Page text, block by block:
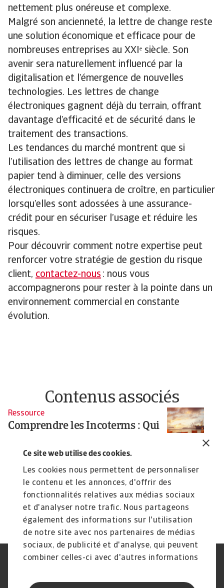
Ce site web utilise des cookies.
Les cookies nous permettent de personnaliser
le contenu et les annonces, d'offrir des
fonctionnalités relatives aux médias sociaux
et d'analyser notre trafic. Nous partageons
également des informations sur l'utilisation
de notre site avec nos partenaires de médias
sociaux, de publicité et d'analyse, qui peuvent
combiner celles-ci avec d'autres informations
collectées lors de votre utilisation de leurs
nettement plus onéreuse et complexe.
Malgré son ancienneté, la lettre de change reste
une solution économique et efficace pour de
nombreuses entreprises au XXIᵉ siècle. Son
avenir sera naturellement influencé par la
digitalisation et l’émergence de nouvelles
technologies. Les lettres de change
électroniques gagnent déjà du terrain, offrant
davantage d’efficacité et de sécurité dans le
traitement des transactions.
Les tendances du marché montrent que si
l’utilisation des lettres de change au format
papier tend à diminuer, celle des versions
électroniques continuera de croître, en particulier
lorsqu’elles sont adossées à une assurance-
crédit pour en sécuriser l’usage et réduire les
risques.
Pour découvrir comment notre expertise peut
renforcer votre stratégie de gestion du risque
client, contactez-nous : nous vous
accompagnerons pour rester à la pointe dans un
environnement commercial en constante
évolution.
Contenus associés
Ressource
Comprendre les Incoterms : Qui
droits
Dans le contexte commercial actuel, les droits de
douane représentent des défis majeurs. Cet ...
16 Jun 2025
Sécurité